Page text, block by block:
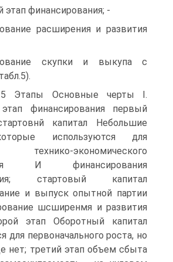
этап финансирования; -
расширения и развития
скупки и выкупа с
5 Этапы Основные черты I.
финансирования первый
капитал Небольшие
используются для
технико-экономического
И финансирования
стартовый капитал
и выпуск опытной партии
шсширенмя и развития
этап Оборотный капитал
для первоначального роста, но
нет; третий этап объем сбыта